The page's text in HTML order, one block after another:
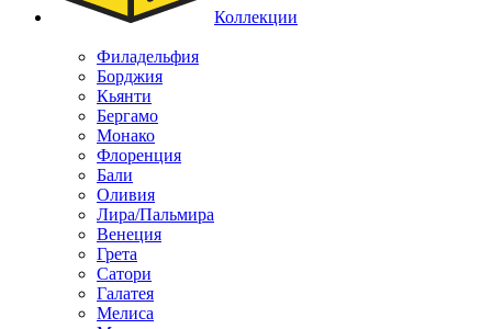
Коллекции
Филадельфия
Борджия
Кьянти
Бергамо
Монако
Флоренция
Бали
Оливия
Лира/Пальмира
Венеция
Грета
Сатори
Галатея
Мелиса